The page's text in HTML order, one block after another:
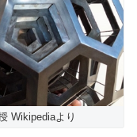
Wikipediaより